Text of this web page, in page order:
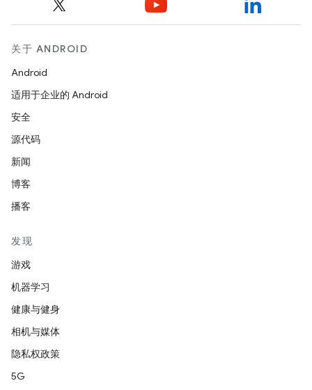
关于 ANDROID
Android
适用于企业的 Android
安全
源代码
新闻
博客
播客
发现
游戏
机器学习
健康与健身
相机与媒体
隐私权政策
5G